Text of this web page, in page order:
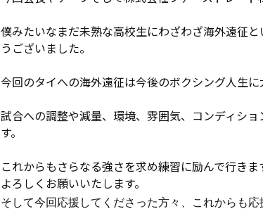
僕みたいなまだ未熟な高校生にわざわざ海外遠征
うございました。
今回のタイへの海外遠征は今後のボクシング人生に
試合への調整や減量、環境、雰囲気、コンディシ
す。
これからもさらなる強さを求め練習に励んで行き
よろしくお願いいたします。
そして今回応援してくださった方々、これからも